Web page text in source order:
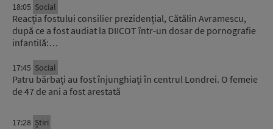
18:05 Social
Reacția fostului consilier prezidențial, Cătălin Avramescu,
după ce a fost audiat la DIICOT într-un dosar de pornografie
infantilă:…
17:45 Social
Patru bărbați au fost înjunghiați în centrul Londrei. O femeie
de 47 de ani a fost arestată
17:28 Știri